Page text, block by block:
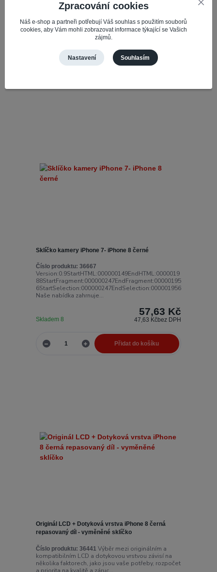
dispozici ve variantách originálních i kompatibilních
pro váš konkrétní a daný mode...
Sklíčko kamery iPhone 7- iPhone 8 černé
Číslo produktu: 36667
Version:0.9StartHTML:000000149EndHTML:0000019
88StartFragment:000000247EndFragment:00000195
6StartSelection:000000247EndSelection:000001956
Naše nabídka zahrnuje...
57,63 Kč
47,63 Kčbez DPH
Skladem 8
Přidat do košíku
Originál LCD + Dotyková vrstva iPhone 8 černá
repasovaný díl - vyměněné sklíčko
Číslo produktu: 36441Výběr mezi originálním a
kompatibilním LCD a dotykovou vrstvou závisí na
několika faktorech, jako jsou vaše potřeby, rozpočet
a priorita na kvalitě a záruc...
Zpracování cookies
Náš e-shop a partneři potřebují Váš souhlas s použitím souborů
cookies, aby Vám mohli zobrazovat informace týkající se Vašich
zájmů.
Nastavení Souhlasím